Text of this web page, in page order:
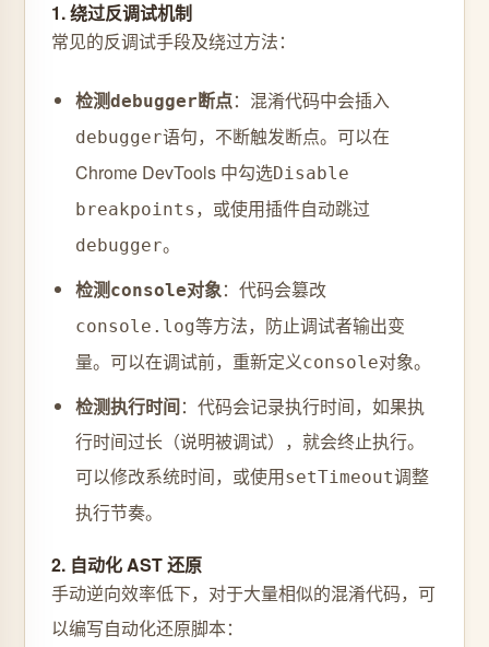
1. 绕过反调试机制
常见的反调试手段及绕过方法：
检测debugger断点：混淆代码中会插入
debugger语句，不断触发断点。可以在
Chrome DevTools 中勾选Disable
breakpoints ，或使用插件自动跳过
debugger。
检测console对象：代码会篡改
console.log等方法，防止调试者输出变
量。可以在调试前，重新定义console对象。
检测执行时间：代码会记录执行时间，如果执
行时间过长（说明被调试），就会终止执行。
可以修改系统时间，或使用setTimeout调整
执行节奏。
2. 自动化 AST 还原
手动逆向效率低下，对于大量相似的混淆代码，可
以编写自动化还原脚本：